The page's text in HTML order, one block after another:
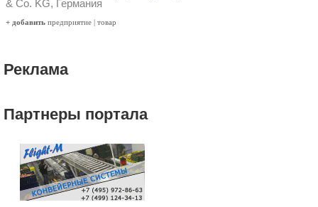
& Co. KG, Германия
+ добавить предприятие | товар
Реклама
Партнеры портала